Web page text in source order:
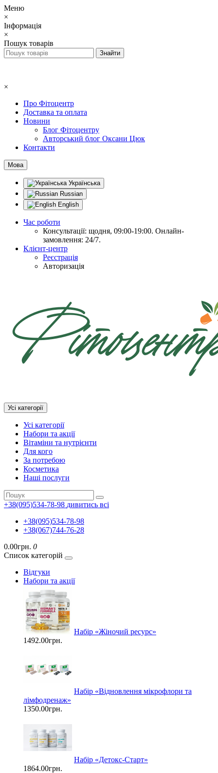
Меню
×
Інформація
×
Пошук товарів
×
Про Фітоцентр
Доставка та оплата
Новини
Блог Фітоцентру
Авторський блог Оксани Цюк
Контакти
Мова
Українська
Russian
English
Час роботи
Консультації: щодня, 09:00-19:00. Онлайн-
замовлення: 24/7.
Клієнт-центр
Реєстрація
Авторизація
Усі категорії
Усі категорії
Набори та акції
Вітаміни та нутрієнти
Для кого
За потребою
Косметика
Наші послуги
+38(095)534-78-98 дивитись всі
+38(095)534-78-98
+38(067)744-76-28
0.00грн. 0
Список категорій
Відгуки
Набори та акції
Набір «Жіночий ресурс»
1492.00грн.
Набір «Відновлення мікрофлори та
лімфодренаж»
1350.00грн.
Набір «Детокс-Старт»
1864.00грн.